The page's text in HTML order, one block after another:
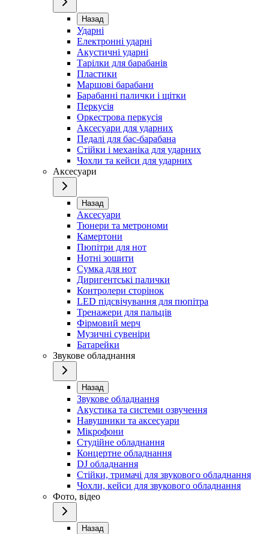
Назад
Ударні
Електронні ударні
Акустичні ударні
Тарілки для барабанів
Пластики
Маршові барабани
Барабанні палички і щітки
Перкусія
Оркестрова перкусія
Аксесуари для ударних
Педалі для бас-барабана
Стійки і механіка для ударних
Чохли та кейси для ударних
Аксесуари
Назад
Аксесуари
Тюнери та метрономи
Камертони
Пюпітри для нот
Нотні зошити
Сумка для нот
Диригентські палички
Контролери сторінок
LED підсвічування для пюпітра
Тренажери для пальців
Фірмовий мерч
Музичні сувеніри
Батарейки
Звукове обладнання
Назад
Звукове обладнання
Акустика та системи озвучення
Навушники та аксесуари
Мікрофони
Студійне обладнання
Концертне обладнання
DJ обладнання
Стійки, тримачі для звукового обладнання
Чохли, кейси для звукового обладнання
Фото, відео
Назад